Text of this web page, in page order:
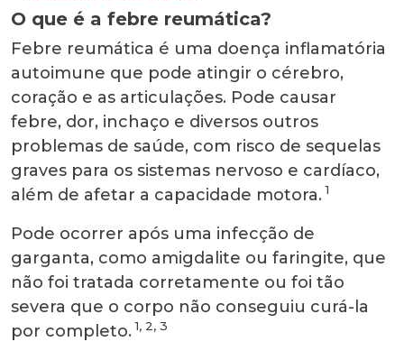
O que é a febre reumática?
Febre reumática é uma doença inflamatória
autoimune que pode atingir o cérebro,
coração e as articulações. Pode causar
febre, dor, inchaço e diversos outros
problemas de saúde, com risco de sequelas
graves para os sistemas nervoso e cardíaco,
além de afetar a capacidade motora. 1
Pode ocorrer após uma infecção de
garganta, como amigdalite ou faringite, que
não foi tratada corretamente ou foi tão
severa que o corpo não conseguiu curá-la
por completo. 1, 2, 3